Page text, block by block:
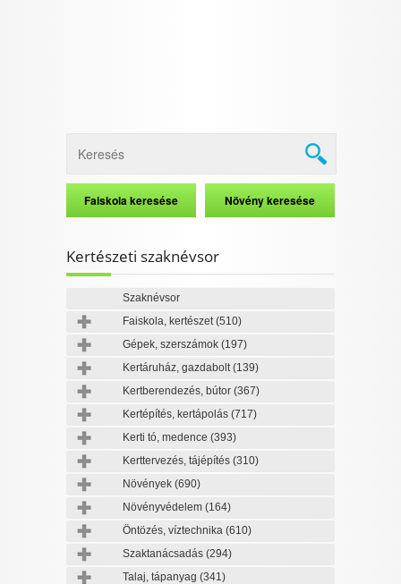
Kertészeti szaknévsor
Szaknévsor
Faiskola, kertészet(510)
Gépek, szerszámok (197)
Kertáruház, gazdabolt(139)
Kertberendezés, bútor (367)
Kertépítés, kertápolás (717)
Kerti tó, medence (393)
Kerttervezés, tájépítés (310)
Növények (690)
Növényvédelem (164)
Öntözés, víztechnika (610)
Szaktanácsadás (294)
Talaj, tápanyag (341)